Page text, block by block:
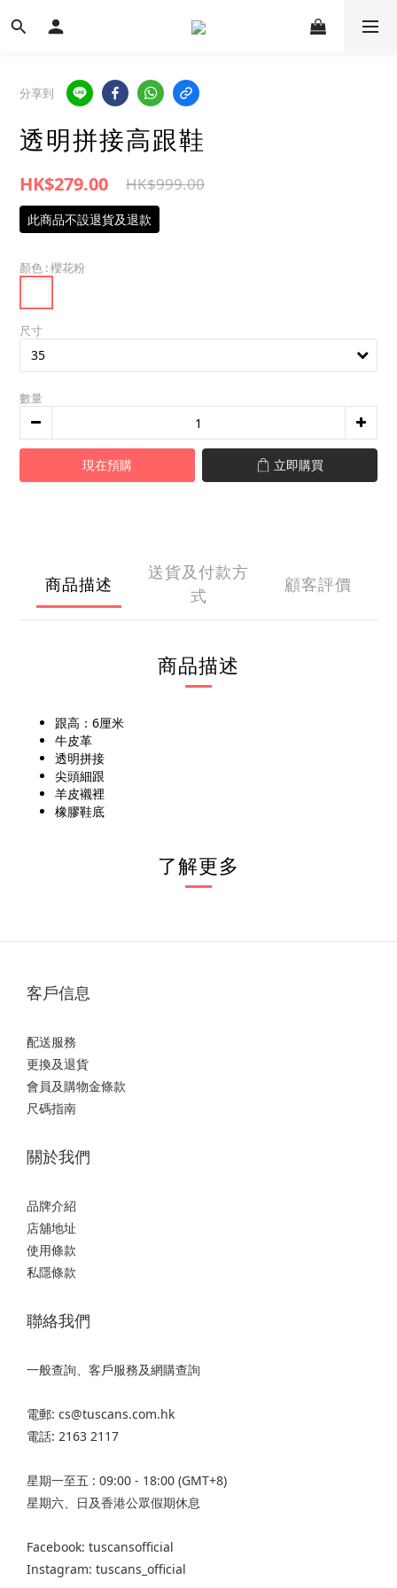
分享到
透明拼接高跟鞋
HK$279.00 HK$999.00
此商品不設退貨及退款
顏色 : 櫻花粉
尺寸
數量
現在預購 立即購買
商品描述
送貨及付款方
式
顧客評價
商品描述
跟高：6厘米
牛皮革
透明拼接
尖頭細跟
羊皮襯裡
橡膠鞋底
了解更多
客戶信息
配送服務
更換及退貨
會員及購物金條款
尺碼指南
關於我們
品牌介紹
店舖地址
使用條款
私隱條款
聯絡我們
一般查詢、客戶服務及網購查詢
電郵: cs@tuscans.com.hk
電話: 2163 2117
星期一至五 : 09:00 - 18:00 (GMT+8)
星期六、日及香港公眾假期休息
Facebook: tuscansofficial
Instagram: tuscans_official